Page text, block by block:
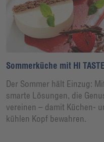
Sommerküche mit HI TASTE
Der Sommer hält Einzug:
smarte Lösungen, die
vereinen – damit Küchen-
kühlen Kopf bewahren.